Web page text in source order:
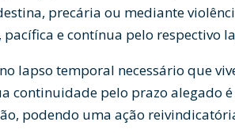
precária ou mediante
e contínua pelo respectivo
lapso temporal necessário que
continuidade pelo prazo alegado
podendo uma ação